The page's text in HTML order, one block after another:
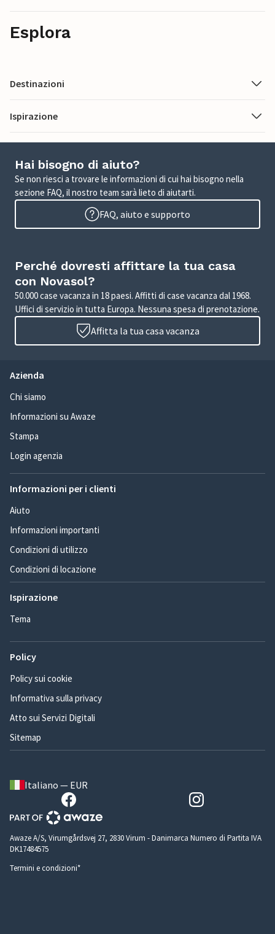
Esplora
Destinazioni
Ispirazione
Hai bisogno di aiuto?
Se non riesci a trovare le informazioni di cui hai bisogno nella
sezione FAQ, il nostro team sarà lieto di aiutarti.
FAQ, aiuto e supporto
Perché dovresti affittare la tua casa
con Novasol?
50.000 case vacanza in 18 paesi. Affitti di case vacanza dal 1968.
Uffici di servizio in tutta Europa. Nessuna spesa di prenotazione.
Affitta la tua casa vacanza
Azienda
Chi siamo
Informazioni su Awaze
Stampa
Login agenzia
Informazioni per i clienti
Aiuto
Informazioni importanti
Condizioni di utilizzo
Condizioni di locazione
Ispirazione
Tema
Policy
Policy sui cookie
Informativa sulla privacy
Atto sui Servizi Digitali
Sitemap
Italiano — EUR
Awaze A/S, Virumgårdsvej 27, 2830 Virum - Danimarca Numero di Partita IVA
DK17484575
Termini e condizioni*